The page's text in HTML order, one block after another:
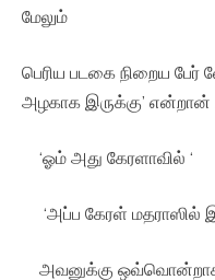
மேலும்
பெரிய படகை நிறைய பேர்
அழகாக இருக்கு’ என்றான்
‘ஓம் அது கேரளாவில் ‘
‘அப்ப கேரள் மதராஸில்
அவனுக்கு